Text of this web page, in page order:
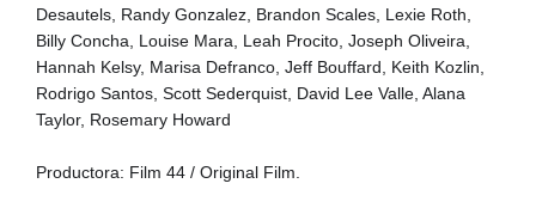
Desautels, Randy Gonzalez, Brandon Scales, Lexie Roth,
Billy Concha, Louise Mara, Leah Procito, Joseph Oliveira,
Hannah Kelsy, Marisa Defranco, Jeff Bouffard, Keith Kozlin,
Rodrigo Santos, Scott Sederquist, David Lee Valle, Alana
Taylor, Rosemary Howard
Productora: Film 44 / Original Film.